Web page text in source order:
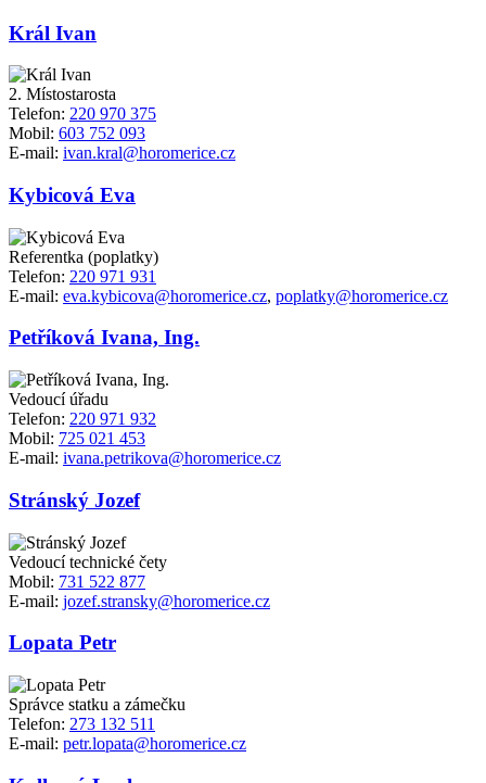
Král Ivan
2. Místostarosta
Telefon: 220 970 375
Mobil: 603 752 093
E-mail: ivan.kral@horomerice.cz
Kybicová Eva
Referentka (poplatky)
Telefon: 220 971 931
E-mail: eva.kybicova@horomerice.cz, poplatky@horomerice.cz
Petříková Ivana, Ing.
Vedoucí úřadu
Telefon: 220 971 932
Mobil: 725 021 453
E-mail: ivana.petrikova@horomerice.cz
Stránský Jozef
Vedoucí technické čety
Mobil: 731 522 877
E-mail: jozef.stransky@horomerice.cz
Lopata Petr
Správce statku a zámečku
Telefon: 273 132 511
E-mail: petr.lopata@horomerice.cz